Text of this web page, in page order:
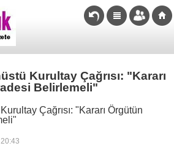
Kurultay Çağrısı: "Kararı
Belirlemeli"
Çağrısı: "Kararı Örgütün